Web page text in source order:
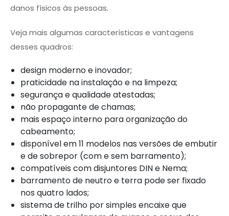
danos físicos às pessoas.
Veja mais algumas características e vantagens
desses quadros:
design moderno e inovador;
praticidade na instalação e na limpeza;
segurança e qualidade atestadas;
não propagante de chamas;
mais espaço interno para organização do
cabeamento;
disponível em 11 modelos nas versões de embutir
e de sobrepor (com e sem barramento);
compatíveis com disjuntores DIN e Nema;
barramento de neutro e terra pode ser fixado
nos quatro lados;
sistema de trilho por simples encaixe que